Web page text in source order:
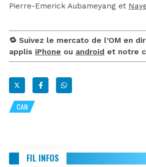
Pierre-Emerick Aubameyang et
🔁 Suivez le mercato de l’OM en
applis iPhone ou android et notre
CAN
FIL INFOS